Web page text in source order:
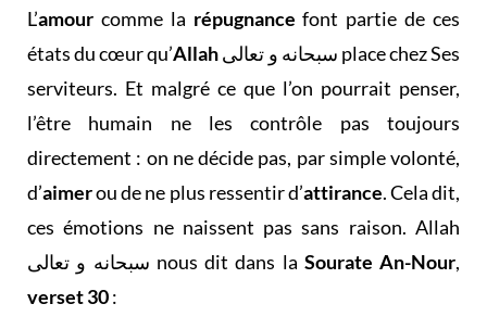
L’amour comme la répugnance font partie de ces
états du cœur qu’Allah
serviteurs. Et malgré ce que l’on pourrait penser,
l’être humain ne les contrôle pas toujours
directement : on ne décide pas, par simple volonté,
d’aimerou de ne plus ressentir d’attirance. Cela dit,
ces émotions ne naissent pas sans raison. Allah
سبحانه و تعالى nous dit dans la Sourate An-Nour,
verset 30: